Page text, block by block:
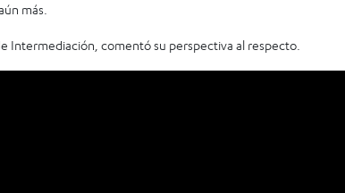
más.
Intermediación, comentó su perspectiva al respecto.